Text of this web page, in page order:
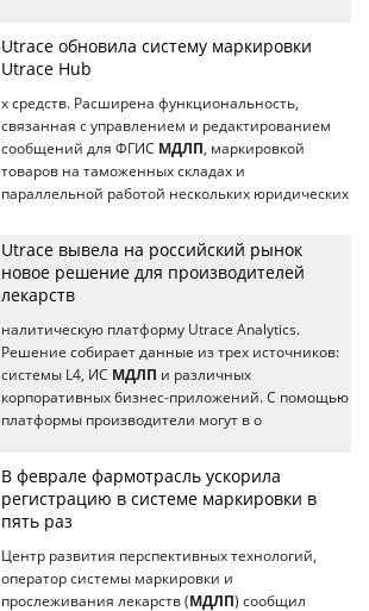
Utrace обновила систему маркировки
Utrace Hub
х средств. Расширена функциональность,
связанная с управлением и редактированием
сообщений для ФГИС МДЛП, маркировкой
товаров на таможенных складах и
параллельной работой нескольких юридических
Utrace вывела на российский рынок
новое решение для производителей
лекарств
налитическую платформу Utrace Analytics.
Решение собирает данные из трех источников:
системы L4, ИС МДЛП и различных
корпоративных бизнес-приложений. С помощью
платформы производители могут в о
В феврале фармотрасль ускорила
регистрацию в системе маркировки в
пять раз
Центр развития перспективных технологий,
оператор системы маркировки и
прослеживания лекарств (МДЛП) сообщил